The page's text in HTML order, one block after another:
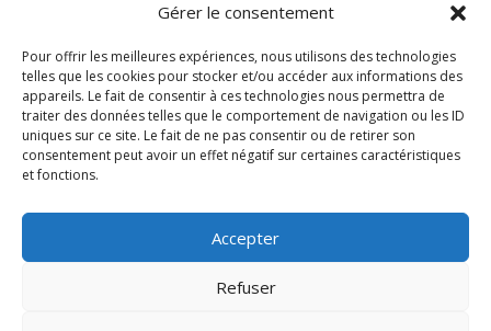
Gérer le consentement
Pour offrir les meilleures expériences, nous utilisons des technologies
telles que les cookies pour stocker et/ou accéder aux informations des
appareils. Le fait de consentir à ces technologies nous permettra de
traiter des données telles que le comportement de navigation ou les ID
uniques sur ce site. Le fait de ne pas consentir ou de retirer son
consentement peut avoir un effet négatif sur certaines caractéristiques
et fonctions.
Accepter
Refuser
Copyright © 2025 –AL COMMUNICATION